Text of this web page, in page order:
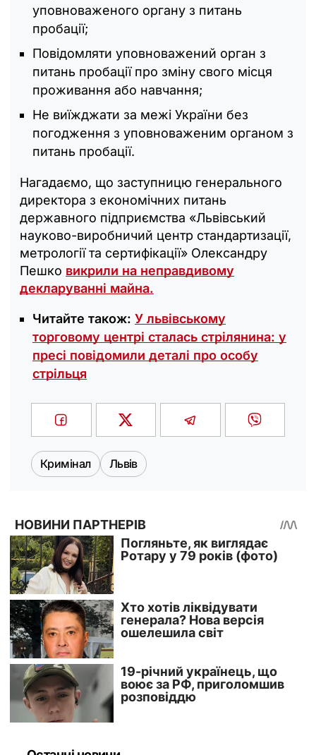
уповноваженого органу з питань
пробації;
Повідомляти уповноважений орган з
питань пробації про зміну свого місця
проживання або навчання;
Не виїжджати за межі України без
погодження з уповноваженим органом з
питань пробації.
Нагадаємо, що заступницю генерального
директора з економічних питань
державного підприємства «Львівський
науково-виробничий центр стандартизації,
метрології та сертифікації» Олександру
Пешко викрили на неправдивому
декларуванні майна.
Читайте також: У львівському
торговому центрі сталась стрілянина: у
пресі повідомили деталі про особу
стрільця
Кримінал Львів